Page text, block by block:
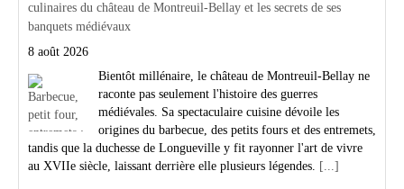
culinaires du château de Montreuil-Bellay et les secrets de ses
banquets médiévaux
8 août 2026
Bientôt millénaire, le château de Montreuil-Bellay ne
raconte pas seulement l'histoire des guerres
médiévales. Sa spectaculaire cuisine dévoile les
origines du barbecue, des petits fours et des entremets,
tandis que la duchesse de Longueville y fit rayonner l'art de vivre
au XVIIe siècle, laissant derrière elle plusieurs légendes. [...]